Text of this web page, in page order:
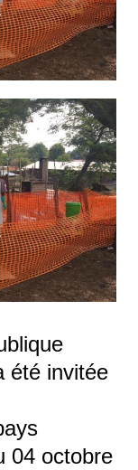
été invitée
04 octobre